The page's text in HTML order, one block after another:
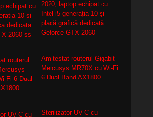
2020, laptop echipat cu
Intel i5 generația 10 și
placă grafică dedicată
Geforce GTX 2060
Am testat routerul Gigabit
Mercusys MR70X cu Wi-Fi
6 Dual-Band AX1800
Sterilizator UV-C cu